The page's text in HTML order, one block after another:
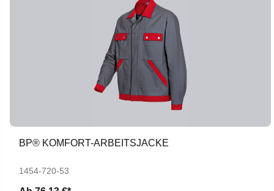
BP® KOMFORT-ARBEITSJACKE
1454-720-53